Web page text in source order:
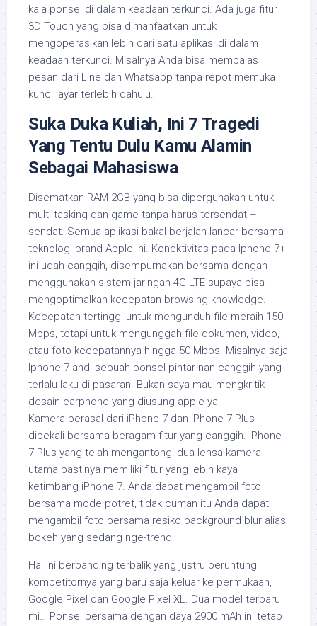
kala ponsel di dalam keadaan terkunci. Ada juga fitur
3D Touch yang bisa dimanfaatkan untuk
mengoperasikan lebih dari satu aplikasi di dalam
keadaan terkunci. Misalnya Anda bisa membalas
pesan dari Line dan Whatsapp tanpa repot memuka
kunci layar terlebih dahulu.
Suka Duka Kuliah, Ini 7 Tragedi
Yang Tentu Dulu Kamu Alamin
Sebagai Mahasiswa
Disematkan RAM 2GB yang bisa dipergunakan untuk
multi tasking dan game tanpa harus tersendat –
sendat. Semua aplikasi bakal berjalan lancar bersama
teknologi brand Apple ini. Konektivitas pada Iphone 7+
ini udah canggih, disempurnakan bersama dengan
menggunakan sistem jaringan 4G LTE supaya bisa
mengoptimalkan kecepatan browsing knowledge.
Kecepatan tertinggi untuk mengunduh file meraih 150
Mbps, tetapi untuk mengunggah file dokumen, video,
atau foto kecepatannya hingga 50 Mbps. Misalnya saja
Iphone 7 and, sebuah ponsel pintar nan canggih yang
terlalu laku di pasaran. Bukan saya mau mengkritik
desain earphone yang diusung apple ya.
Kamera berasal dari iPhone 7 dan iPhone 7 Plus
dibekali bersama beragam fitur yang canggih. IPhone
7 Plus yang telah mengantongi dua lensa kamera
utama pastinya memiliki fitur yang lebih kaya
ketimbang iPhone 7. Anda dapat mengambil foto
bersama mode potret, tidak cuman itu Anda dapat
mengambil foto bersama resiko background blur alias
bokeh yang sedang nge-trend.
Hal ini berbanding terbalik yang justru beruntung
kompetitornya yang baru saja keluar ke permukaan,
Google Pixel dan Google Pixel XL. Dua model terbaru
mi… Ponsel bersama dengan daya 2900 mAh ini tetap